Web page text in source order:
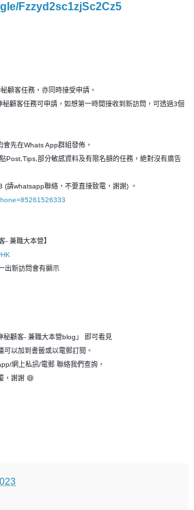
Fzzyd2sc1zjSc2Cz5
顧客任務，亦同時接受申請，
顧客任務可申請，如想第一時間接收到新訪問，可透過3個
先在Whats App群組發佈，
Post,Tips,部分敏感資料及有限名額的任務，絶對沒有廣告
請whatsapp聯絡，不要直接致電，謝謝) 。
- 兼職大本營】
出新訪問會有顯示
顧客- 兼職大本營blog」 即可看見
以加到書籤或以電郵訂閱。
網上私訊/電郵 聯絡我們查詢，
，謝謝 😄